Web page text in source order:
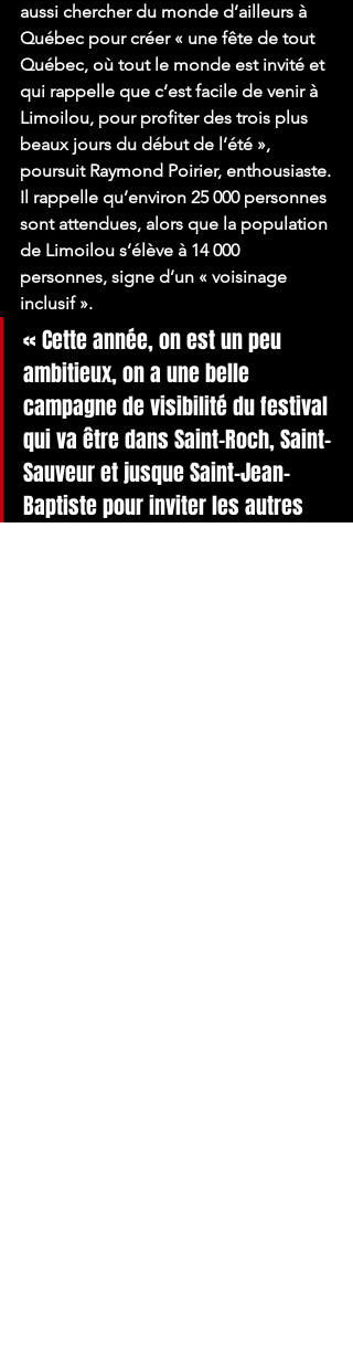
aussi chercher du monde d’ailleurs à
Québec pour créer « une fête de tout
Québec, où tout le monde est invité et
qui rappelle que c’est facile de venir à
Limoilou, pour profiter des trois plus
beaux jours du début de l’été »,
poursuit Raymond Poirier, enthousiaste.
Il rappelle qu’environ 25 000 personnes
sont attendues, alors que la population
de Limoilou s’élève à 14 000
personnes, signe d’un « voisinage
inclusif ».
« Cette année, on est un peu
ambitieux, on a une belle
campagne de visibilité du festival
qui va être dans Saint-Roch, Saint-
Sauveur et jusque Saint-Jean-
Baptiste pour inviter les autres